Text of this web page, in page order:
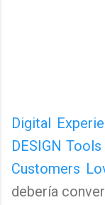
Digital
DESIGN
Customers
debería